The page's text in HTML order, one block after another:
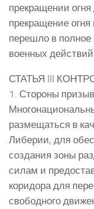
прекращении
прекращение
перешло в полное
военных
СТАТЬЯ III
1. Стороны
размещаться в
Либерии, для
создания зоны
силам и
коридора для
свободного